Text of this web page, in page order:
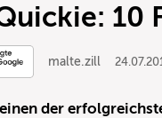
10
malte.zill
der